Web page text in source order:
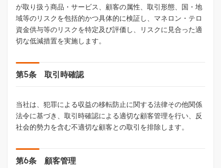
が取り扱う商品・サービス、顧客の属性、取引形態、国・地
域等のリスクを包括的かつ具体的に検証し、マネロン・テロ
資金供与等のリスクを特定及び評価し、リスクに見合った適
切な低減措置を実施します。
第5条 取引時確認
当社は、犯罪による収益の移転防止に関する法律その他関係
法令に基づき、取引時確認による適切な顧客管理を行い、反
社会的勢力を含む不適切な顧客との取引を排除します。
第6条 顧客管理